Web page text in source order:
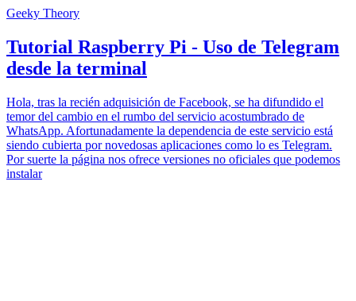
Geeky Theory
Tutorial Raspberry Pi - Uso de Telegram
desde la terminal
Hola, tras la recién adquisición de Facebook, se ha difundido el
temor del cambio en el rumbo del servicio acostumbrado de
WhatsApp. Afortunadamente la dependencia de este servicio está
siendo cubierta por novedosas aplicaciones como lo es Telegram.
Por suerte la página nos ofrece versiones no oficiales que podemos
instalar